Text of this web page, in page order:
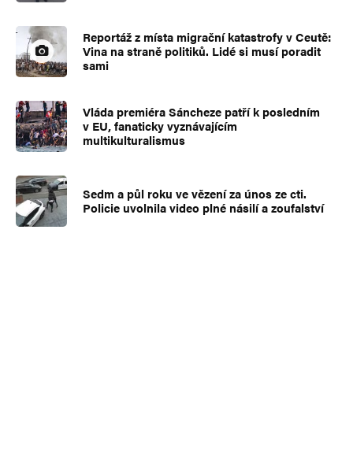
Reportáž z místa migrační katastrofy v Ceutě:
Vina na straně politiků. Lidé si musí poradit
sami
Vláda premiéra Sáncheze patří k posledním
v EU, fanaticky vyznávajícím
multikulturalismus
Sedm a půl roku ve vězení za únos ze cti.
Policie uvolnila video plné násilí a zoufalství